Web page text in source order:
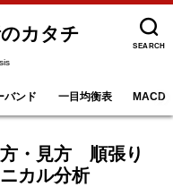
SEARCH
カタチ
バンド 一目均衡表 MACD
・見方 順張り
カル分析